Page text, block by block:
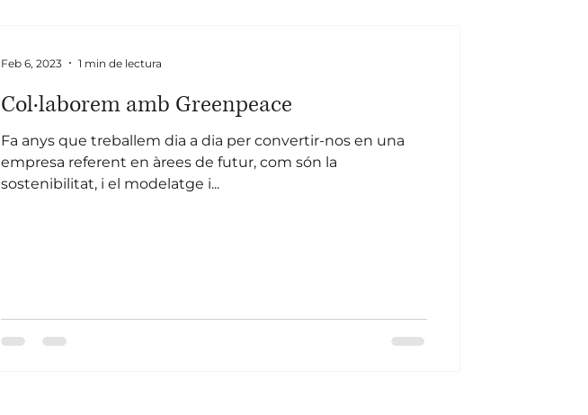
Col·laborem amb Greenpeace
Fa anys que treballem dia a dia per convertir-nos en una
empresa referent en àrees de futur, com són la
sostenibilitat, i el modelatge i...
Feb 6, 2023 1 min de lectura